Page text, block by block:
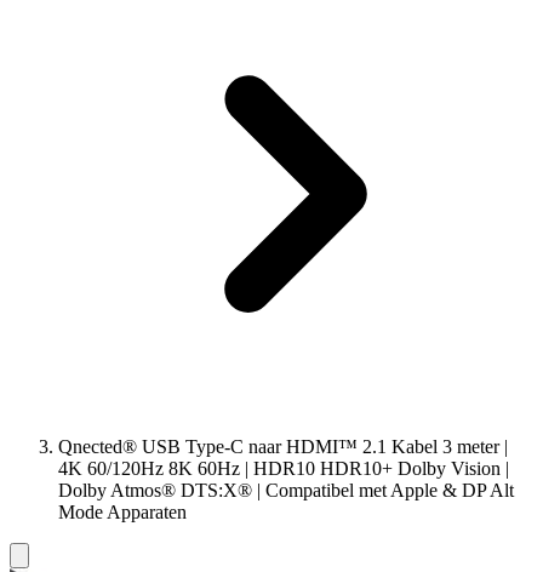
Qnected® USB Type-C naar HDMI™ 2.1 Kabel 3 meter |
4K 60/120Hz 8K 60Hz | HDR10 HDR10+ Dolby Vision |
Dolby Atmos® DTS:X® | Compatibel met Apple & DP Alt
Mode Apparaten